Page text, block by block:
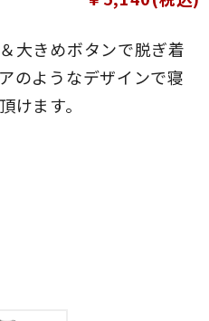
大きめボタンで脱ぎ着
のようなデザインで寝
けます。